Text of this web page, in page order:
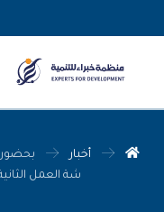
أخبار
بحضور
شة العمل